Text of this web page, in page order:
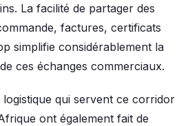
La facilité de partager des
factures, certificats
simplifie considérablement la
ces échanges commerciaux.
qui servent ce corridor
ont également fait de